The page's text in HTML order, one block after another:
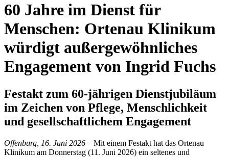
60 Jahre im Dienst für
Menschen: Ortenau Klinikum
würdigt außergewöhnliches
Engagement von Ingrid Fuchs
Festakt zum 60-jährigen Dienstjubiläum
im Zeichen von Pflege, Menschlichkeit
und gesellschaftlichem Engagement
Offenburg, 16. Juni 2026 – Mit einem Festakt hat das Ortenau
Klinikum am Donnerstag (11. Juni 2026) ein seltenes und